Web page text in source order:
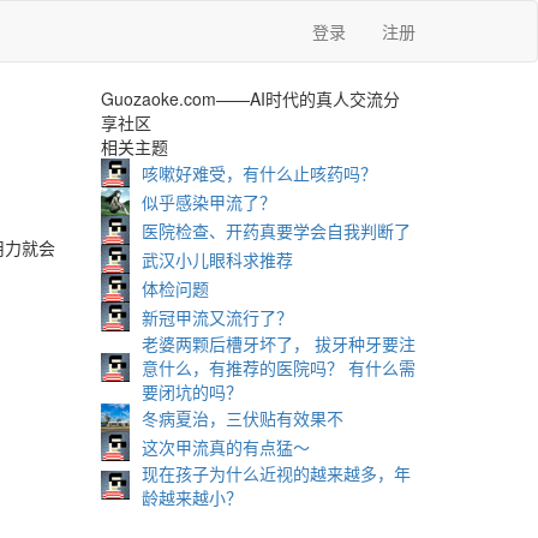
登录 注册
就会
Guozaoke.com——AI时代的真人交流分
享社区
相关主题
咳嗽好难受，有什么止咳药吗？
似乎感染甲流了？
医院检查、开药真要学会自我判断了
武汉小儿眼科求推荐
体检问题
新冠甲流又流行了？
老婆两颗后槽牙坏了， 拔牙种牙要注
意什么，有推荐的医院吗？ 有什么需
要闭坑的吗？
冬病夏治，三伏贴有效果不
这次甲流真的有点猛～
现在孩子为什么近视的越来越多，年
龄越来越小？